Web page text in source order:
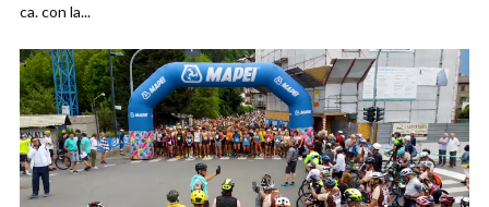
ca. con la...